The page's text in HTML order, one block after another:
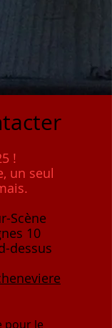
!
un seul
Scène
10
dessus
pour le